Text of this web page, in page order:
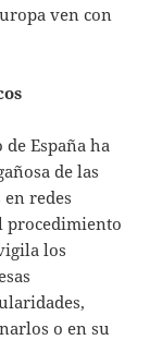
ven con
España ha
de las
redes
procedimiento
los
o en su